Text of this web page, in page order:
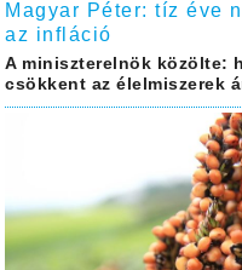
Magyar Péter: tíz éve
az infláció
A miniszterelnök közölte:
csökkent az élelmiszerek